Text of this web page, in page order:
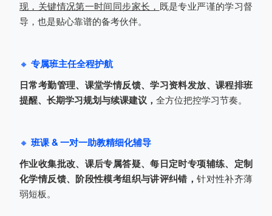
现，关键情况第一时间同步家长， 既是专业严谨的学习督
导，也是贴心靠谱的备考伙伴。
🔸 专属班主任全程护航
日常考勤管理、课堂学情反馈、学习资料发放、课程排班
提醒、长期学习规划与续课建议， 全方位把控学习节奏。
🔸 班课 & 一对一助教精细化辅导
作业收集批改、课后专属答疑、每日定时专项辅练、定制
化学情反馈、阶段性模考组织与讲评纠错，针对性补齐薄
弱短板。